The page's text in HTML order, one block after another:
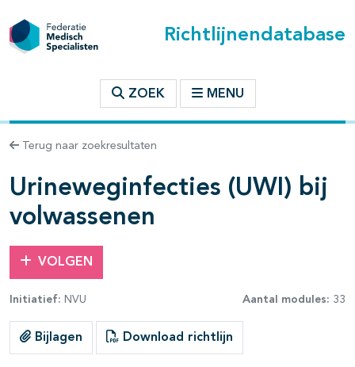
Richtlijnendatabase
ZOEK MENU
Terug naar zoekresultaten
Urineweginfecties (UWI) bij
volwassenen
VOLGEN
Initiatief: NVU Aantal modules: 33
Bijlagen Download richtlijn
binnen deze richtlijn
open- en dichtklappen